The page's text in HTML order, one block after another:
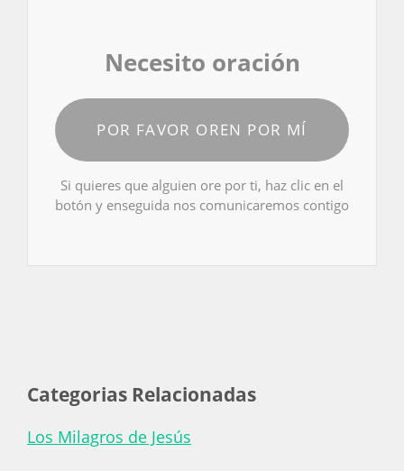
Necesito oración
POR FAVOR OREN POR MÍ
Si quieres que alguien ore por ti, haz clic en el
botón y enseguida nos comunicaremos contigo
Categorias Relacionadas
Los Milagros de Jesús